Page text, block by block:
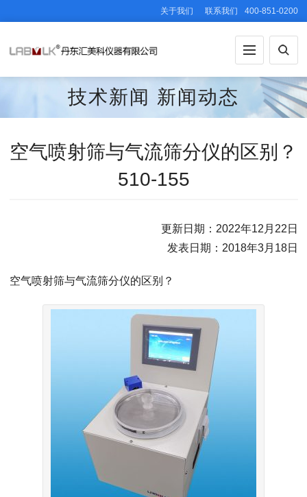
关于我们 联系我们 400-851-0200
技术新闻 新闻动态
空气喷射筛与气流筛分仪的区别？
510-155
更新日期：2022年12月22日
发表日期：2018年3月18日
空气喷射筛与气流筛分仪的区别？